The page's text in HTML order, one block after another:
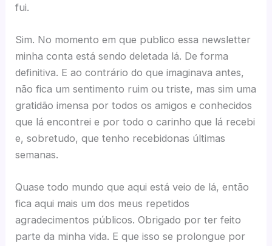
fui.
Sim. No momento em que publico essa newsletter
minha conta está sendo deletada lá. De forma
definitiva. E ao contrário do que imaginava antes,
não fica um sentimento ruim ou triste, mas sim uma
gratidão imensa por todos os amigos e conhecidos
que lá encontrei e por todo o carinho que lá recebi
e, sobretudo, que tenho recebidonas últimas
semanas.
Quase todo mundo que aqui está veio de lá, então
fica aqui mais um dos meus repetidos
agradecimentos públicos. Obrigado por ter feito
parte da minha vida. E que isso se prolongue por